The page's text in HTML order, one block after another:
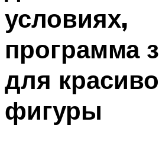
условиях,
программа
для
фигуры